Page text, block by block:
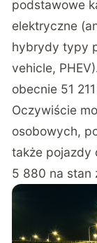
podstawowe
elektryczne
hybrydy typy
vehicle,
obecnie 51
Oczywiście
osobowych,
także pojazdy
5 880 na stan